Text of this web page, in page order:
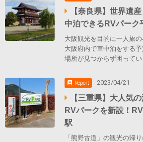
【奈良県】世界遺
中泊できるRVパーク
大阪観光を目的に一人旅
大阪府内で車中泊をする
場所が見つからず困ってい
Report 2023/04/21
【三重県】大人気
RVパークを新設！
駅
「熊野古道」の観光の帰